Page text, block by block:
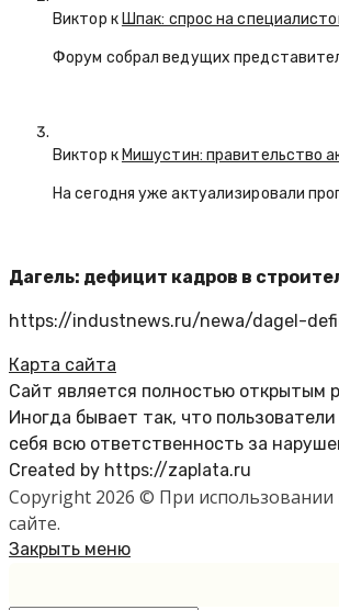
Виктор кШпак: спрос на
Форум собрал ведущих
Виктор кМишустин: правительство
На сегодня уже актуализировали
Дагель: дефицит кадров в
https://industnews.ru/newa/dagel-
Карта сайта
Сайт является полностью открытым
Иногда бывает так, что
себя всю ответственность за
Created by https://zaplata.ru
Copyright 2026 © При
сайте.
Закрыть меню